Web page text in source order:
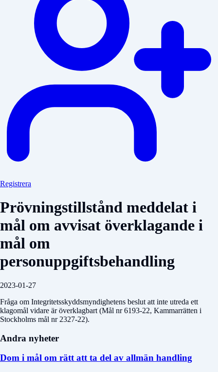
Registrera
Prövningstillstånd meddelat i
mål om avvisat överklagande i
mål om
personuppgiftsbehandling
2023-01-27
Fråga om Integritetsskyddsmyndighetens beslut att inte utreda ett
klagomål vidare är överklagbart (Mål nr 6193-22, Kammarrätten i
Stockholms mål nr 2327-22).
Andra nyheter
Dom i mål om rätt att ta del av allmän handling